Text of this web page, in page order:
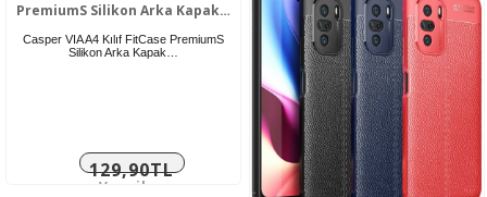
Casper VIA A4 Kılıf FitCase PremiumS
Silikon Arka Kapak…
129,90TL
Vergiler